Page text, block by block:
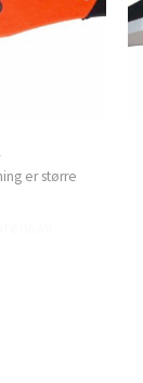
er større